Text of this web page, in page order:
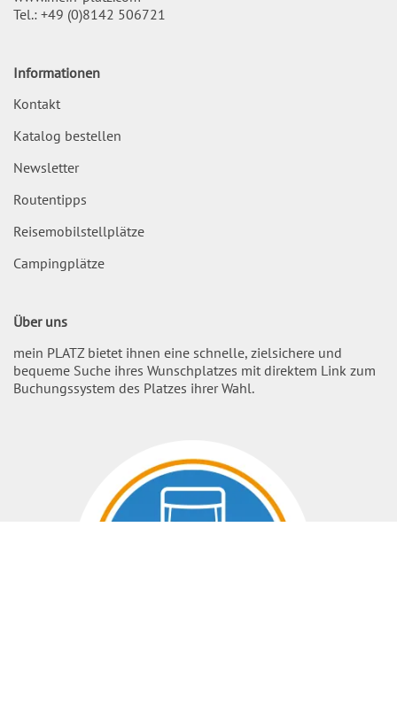
Tel.: +49 (0)8142 506721
Informationen
Kontakt
Katalog bestellen
Newsletter
Routentipps
Reisemobilstellplätze
Campingplätze
Über uns
mein PLATZ bietet ihnen eine schnelle, zielsichere und
bequeme Suche ihres Wunschplatzes mit direktem Link zum
Buchungssystem des Platzes ihrer Wahl.